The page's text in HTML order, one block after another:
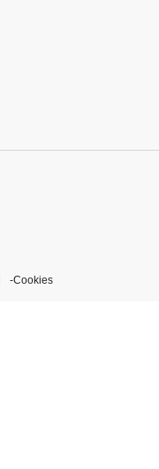
Cookies